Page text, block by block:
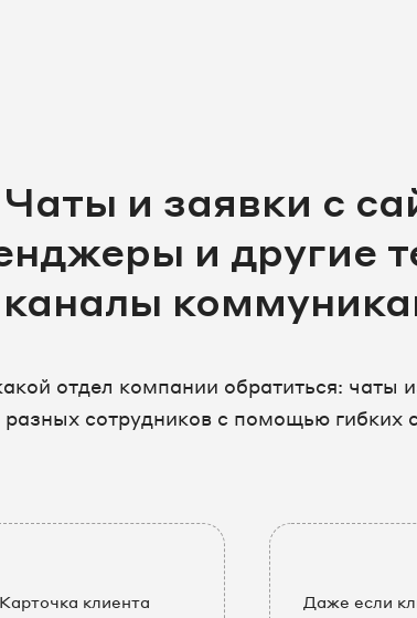
Чаты и заявки с
и другие
каналы
отдел компании обратиться:
разных сотрудников с помощью гибких
Карточка клиента
Даже если